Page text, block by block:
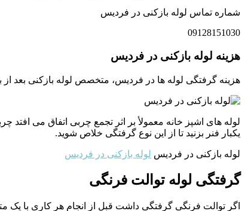
شماره تماس لوله بازکنی در فردیس
09128151030
هزینه لوله بازکنی در فردیس
هزینه گرفتگی لوله ها در فردیس، متخصص لوله بازکنی بعد
لوله های اشپز خانه معمولأ بر اثر تجمع چربی اتفاق می
یکبار فنر بزنید تا از این نوع گرفتگی خلاص شوید.
لوله بازکنی در فردیس لوله بازکنی در فردیس
گرفتگی لوله توالت فرنگی
اگر توالت فرنگی گرفتگی داشت قبل از انجام هر کاری با یک